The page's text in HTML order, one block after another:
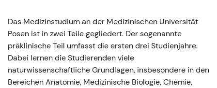
Das Medizinstudium an der Medizinischen Universität
Posen ist in zwei Teile gegliedert. Der sogenannte
präklinische Teil umfasst die ersten drei Studienjahre.
Dabei lernen die Studierenden viele
naturwissenschaftliche Grundlagen, insbesondere in den
Bereichen Anatomie, Medizinische Biologie, Chemie,